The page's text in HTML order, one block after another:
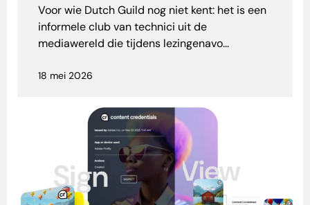
Voor wie Dutch Guild nog niet kent: het is een
informele club van technici uit de
mediawereld die tijdens lezingenavo...
18 mei 2026